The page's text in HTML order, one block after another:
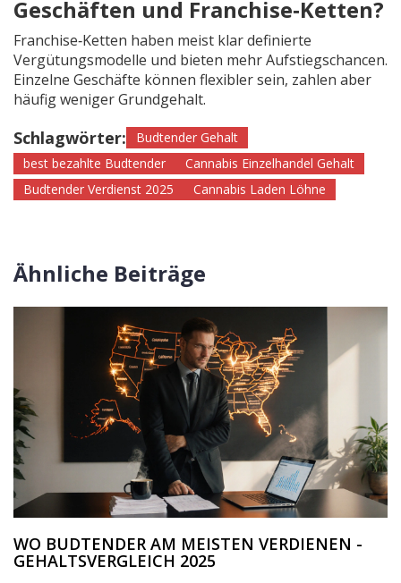
Geschäften und Franchise‑Ketten?
Franchise‑Ketten haben meist klar definierte
Vergütungsmodelle und bieten mehr Aufstiegschancen.
Einzelne Geschäfte können flexibler sein, zahlen aber
häufig weniger Grundgehalt.
Schlagwörter:
Budtender Gehalt
best bezahlte Budtender
Cannabis Einzelhandel Gehalt
Budtender Verdienst 2025
Cannabis Laden Löhne
Ähnliche Beiträge
WO BUDTENDER AM MEISTEN VERDIENEN -
GEHALTSVERGLEICH 2025